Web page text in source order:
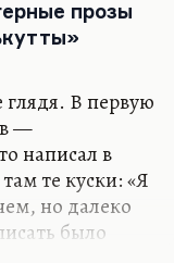
страха в
великим
Я уж не
«Апокриф»
в
просто лучшее.
прозы
глядя. В первую
—
написал в
те куски: «Я
но далеко
было